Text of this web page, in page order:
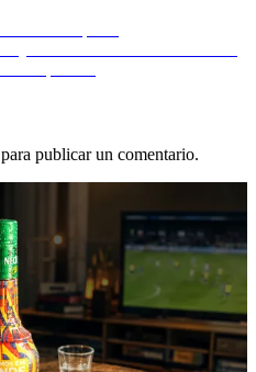
para publicar un comentario.